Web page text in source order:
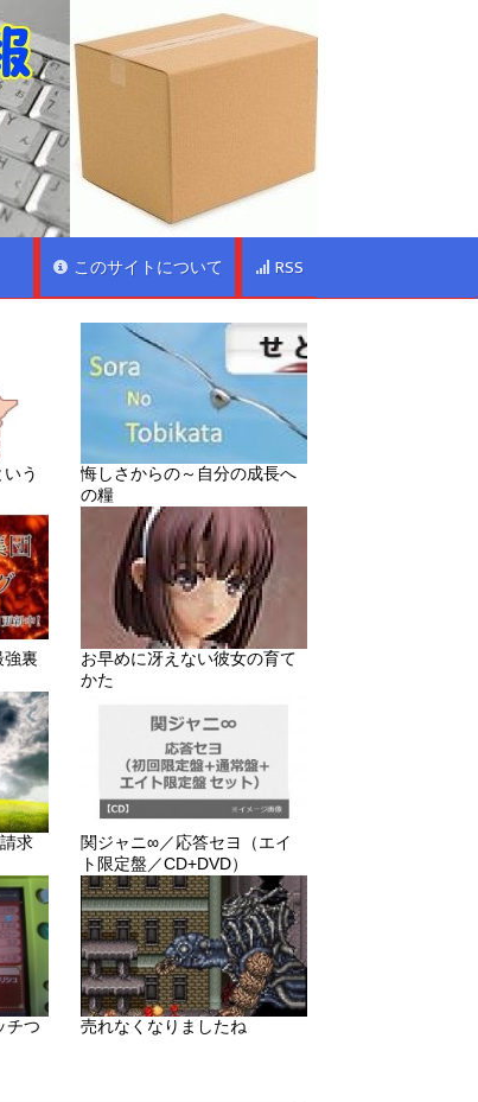
このサイトについて RSS
う
悔しさからの～自分の成長へ
の糧
強裏
お早めに冴えない彼女の育て
かた
求
関ジャニ∞／応答セヨ（エイ
ト限定盤／CD+DVD）
チつ
売れなくなりましたね